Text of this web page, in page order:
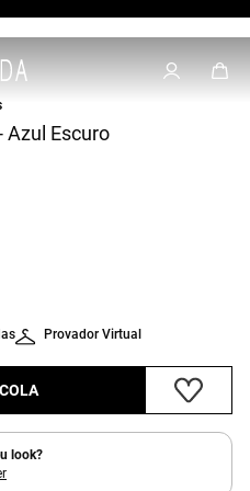
Azul Escuro
Provador Virtual
look?